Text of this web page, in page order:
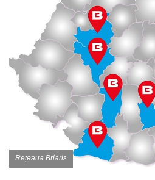
Rețeaua Briaris